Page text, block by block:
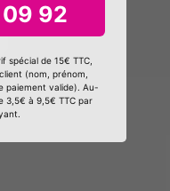
92
spécial de 15€ TTC,
(nom, prénom,
paiement valide). Au-
3,5€ à 9,5€ TTC par